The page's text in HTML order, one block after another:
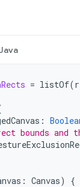
= listOf(
:
bounds and
: Canvas)
{